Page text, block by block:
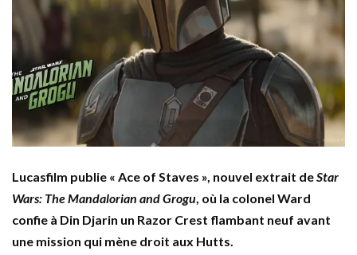
Lucasfilm publie « Ace of Staves », nouvel extrait deStar
Wars: The Mandalorian and Grogu, où la colonel Ward
confie à Din Djarin un Razor Crest flambant neuf avant
une mission qui mène droit aux Hutts.